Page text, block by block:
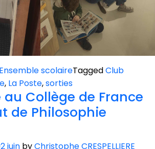
Ensemble scolaireTaggedClub
, La Poste,sorties
au Collège de France
de Philosophie
juin byChristophe CRESPELLIERE